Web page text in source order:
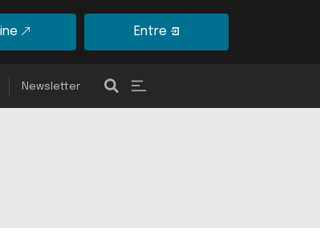
Entre
Newsletter